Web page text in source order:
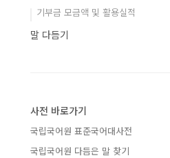
기부금 모금액 및 활용실적
말 다듬기
사전 바로가기
국립국어원 표준국어대사전
국립국어원 다듬은 말 찾기